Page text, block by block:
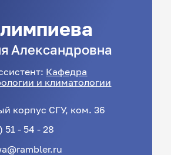
Александровна
Кафедра
и климатологии
корпус СГУ, ком. 36
51 - 54 - 28